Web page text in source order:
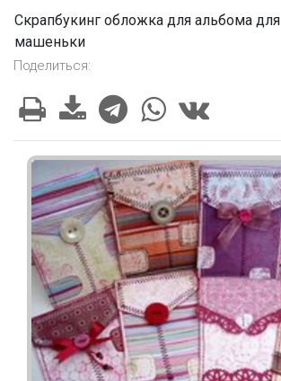
Скрапбукинг обложка для альбома для
машеньки
Поделиться: